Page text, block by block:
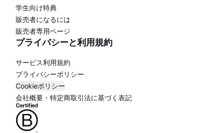
学生向け特典
販売者になるには
販売者専用ページ
プライバシーと利用規約
サービス利用規約
プライバシーポリシー
Cookieポリシー
会社概要・特定商取引法に基づく表記